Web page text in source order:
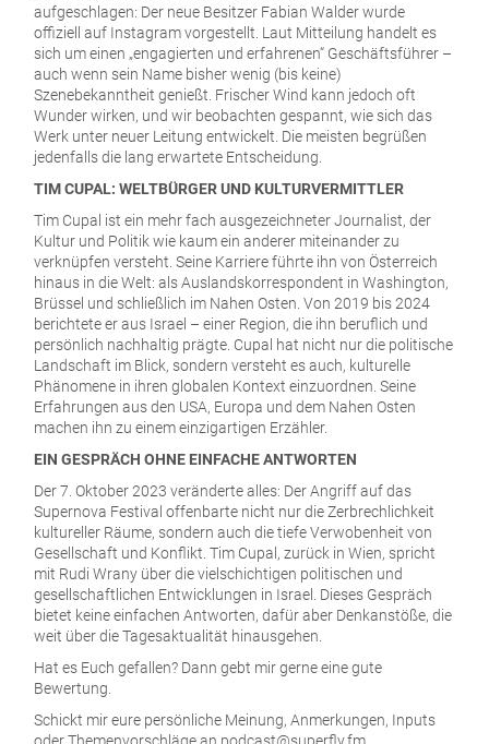
aufgeschlagen: Der neue Besitzer Fabian Walder wurde
offiziell auf Instagram vorgestellt. Laut Mitteilung handelt es
sich um einen „engagierten und erfahrenen“ Geschäftsführer –
auch wenn sein Name bisher wenig (bis keine)
Szenebekanntheit genießt. Frischer Wind kann jedoch oft
Wunder wirken, und wir beobachten gespannt, wie sich das
Werk unter neuer Leitung entwickelt. Die meisten begrüßen
jedenfalls die lang erwartete Entscheidung.
TIM CUPAL: WELTBÜRGER UND KULTURVERMITTLER
Tim Cupal ist ein mehr fach ausgezeichneter Journalist, der
Kultur und Politik wie kaum ein anderer miteinander zu
verknüpfen versteht. Seine Karriere führte ihn von Österreich
hinaus in die Welt: als Auslandskorrespondent in Washington,
Brüssel und schließlich im Nahen Osten. Von 2019 bis 2024
berichtete er aus Israel – einer Region, die ihn beruflich und
persönlich nachhaltig prägte. Cupal hat nicht nur die politische
Landschaft im Blick, sondern versteht es auch, kulturelle
Phänomene in ihren globalen Kontext einzuordnen. Seine
Erfahrungen aus den USA, Europa und dem Nahen Osten
machen ihn zu einem einzigartigen Erzähler.
EIN GESPRÄCH OHNE EINFACHE ANTWORTEN
Der 7. Oktober 2023 veränderte alles: Der Angriff auf das
Supernova Festival offenbarte nicht nur die Zerbrechlichkeit
kultureller Räume, sondern auch die tiefe Verwobenheit von
Gesellschaft und Konflikt. Tim Cupal, zurück in Wien, spricht
mit Rudi Wrany über die vielschichtigen politischen und
gesellschaftlichen Entwicklungen in Israel. Dieses Gespräch
bietet keine einfachen Antworten, dafür aber Denkanstöße, die
weit über die Tagesaktualität hinausgehen.
Hat es Euch gefallen? Dann gebt mir gerne eine gute
Bewertung.
Schickt mir eure persönliche Meinung, Anmerkungen, Inputs
oder Themenvorschläge an podcast@superfly.fm